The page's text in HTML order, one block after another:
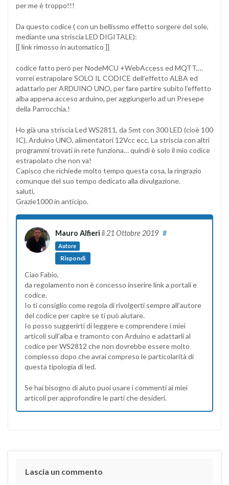
per me è troppo!!!
Da questo codice ( con un bellissmo effetto sorgere del sole,
mediante una striscia LED DIGITALE):
[[ link rimosso in automatico ]]
codice fatto però per NodeMCU +WebAccess ed MQTT,…
vorrei estrapolare SOLO IL CODICE dell’effetto ALBA ed
adattarlo per ARDUINO UNO, per fare partire subito l’effetto
alba appena acceso arduino, per aggiungerlo ad un Presepe
della Parrocchia.!
Ho già una striscia Led WS2811, da 5mt con 300 LED (cioè 100
IC), Arduino UNO, alimentatori 12Vcc ecc. La striscia con altri
programmi trovati in rete funziona… quindi è solo il mio codice
estrapolato che non va!
Capisco che richiede molto tempo questa cosa, la ringrazio
comunque del suo tempo dedicato alla divulgazione.
saluti,
Grazie1000 in anticipo.
Mauro Alfieri il 21 Ottobre 2019
Autore
#
Rispondi
Ciao Fabio,
da regolamento non è concesso inserire link a portali e
codice.
Io ti consiglio come regola di rivolgerti sempre all’autore
del codice per capire se ti può aiutare.
Io posso suggerirti di leggere e comprendere i miei
articoli sull’alba e tramonto con Arduino e adattarli al
codice per WS2812 che non dovrebbe essere molto
complesso dopo che avrai compreso le particolarità di
questa tipologia di led.
Se hai bisogno di aiuto puoi usare i commenti ai miei
articoli per approfondire le parti che desideri.
Lascia un commento